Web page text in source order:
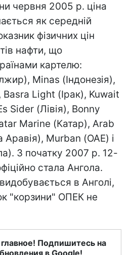
червня 2005 р. ціна
як середній
фізичних цін
нафти, що
картелю:
Minas (Індонезія),
Basra Light (Ірак), Kuwait
Sider (Лівія), Bonny
Marine (Катар), Arab
Аравія), Murban (ОАЕ) і
З початку 2007 р. 12-
стала Ангола.
в Анголі,
"корзини" ОПЕК не
Подпишитесь на
в Google!